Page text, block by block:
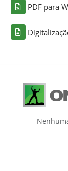
PDF para